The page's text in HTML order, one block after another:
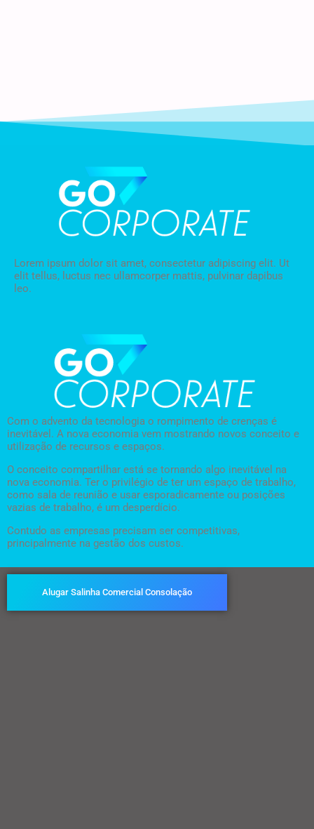
Lorem ipsum dolor sit amet, consectetur adipiscing elit. Ut
elit tellus, luctus nec ullamcorper mattis, pulvinar dapibus
leo.
Com o advento da tecnologia o rompimento de crenças é
inevitável. A nova economia vem mostrando novos conceito e
utilização de recursos e espaços.
O conceito compartilhar está se tornando algo inevitável na
nova economia. Ter o privilégio de ter um espaço de trabalho,
como sala de reunião e usar esporadicamente ou posições
vazias de trabalho, é um desperdício.
Contudo as empresas precisam ser competitivas,
principalmente na gestão dos custos.
Alugar Salinha Comercial Consolação